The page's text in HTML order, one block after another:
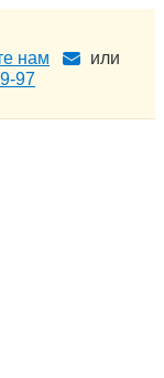
нам
или
97